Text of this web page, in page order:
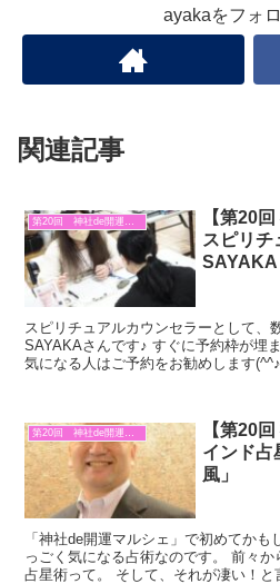
ayakaをフォ
関連記事
第20回 神社de開運マルシェ
【第20
スピリチ
SAYAKA
スピリチュアルカウンセラーとして、
SAYAKAさんです♪ すぐに予約枠が埋
気になる人はご予約をお勧めします
第20回 神社de開運マルシェ
【第20
インド占
風」
「神社de開運マルシェ」で初めてか
っごく気になる占術なのです。 前々
占星術って。 そして、それが凄い！と